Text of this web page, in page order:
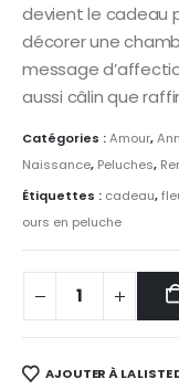
devient le cadeau
décorer une
message
aussi câlin que
Catégories :Amour,
Naissance, Peluches,
Étiquettes : cadeau,
ours en peluche
AJOUTER À LA LISTE